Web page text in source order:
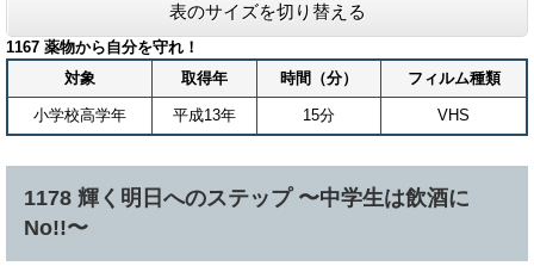
表のサイズを切り替える
1167 薬物から自分を守れ！
対象
取得年 時間（分） フィルム種類
小学校高学年 平成13年 15分 VHS
1178 輝く明日へのステップ 〜中学生は飲酒に
No!!〜